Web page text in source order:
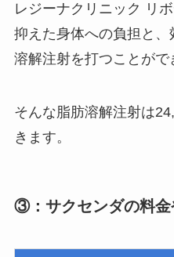
レジーナクリニック リ
抑えた身体への負担と
溶解注射を打つことがで
そんな脂肪溶解注射は
きます。
③：サクセンダの料金